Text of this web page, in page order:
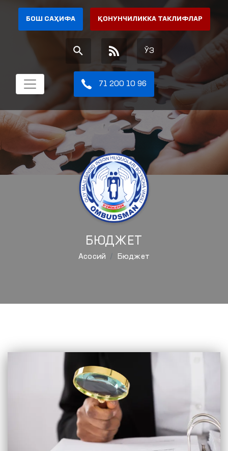
БОШ САҲИФА ҚОНУНЧИЛИККА ТАКЛИФЛАР
ЎЗ
71 200 10 96
БЮДЖЕТ
Aсосий Бюджет